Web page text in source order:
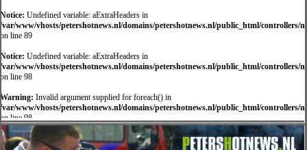
Notice: Undefined variable: aExtraHeaders in
/var/www/vhosts/petershotnews.nl/domains/petershotnews.nl/public_html/controllers/
on line 89
Notice: Undefined variable: aExtraHeaders in
/var/www/vhosts/petershotnews.nl/domains/petershotnews.nl/public_html/controllers/
on line 98
Warning: Invalid argument supplied for foreach() in
/var/www/vhosts/petershotnews.nl/domains/petershotnews.nl/public_html/controllers/
on line 98